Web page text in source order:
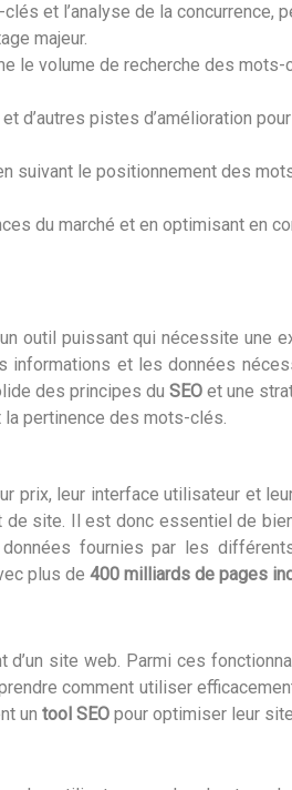
et l’analyse de la concurrence,
majeur.
le volume de recherche des mots-
d’autres pistes d’amélioration
suivant le positionnement des
du marché et en optimisant en
outil puissant qui nécessite une
et les données
des principes du SEO et une
pertinence des mots-clés.
prix, leur interface utilisateur et
de site. Il est donc essentiel de
fournies par les
plus de 400 milliards de pages
site web. Parmi ces
comment utiliser
un tool SEO pour optimiser leur